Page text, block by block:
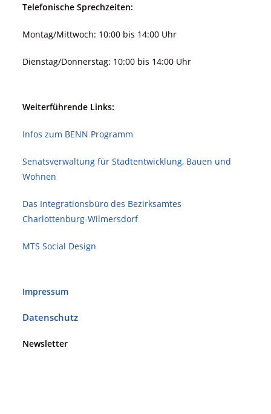
Telefonische Sprechzeiten:
Montag/Mittwoch: 10:00 bis 14:00 Uhr
Dienstag/Donnerstag: 10:00 bis 14:00 Uhr
Weiterführende Links:
Infos zum BENN Programm
Senatsverwaltung für Stadt­ent­wicklung, Bauen und
Wohnen
Das Integrationsbüro des Bezirksamtes
Charlottenburg-Wilmersdorf
MTS Social Design
Impressum
Datenschutz
Newsletter